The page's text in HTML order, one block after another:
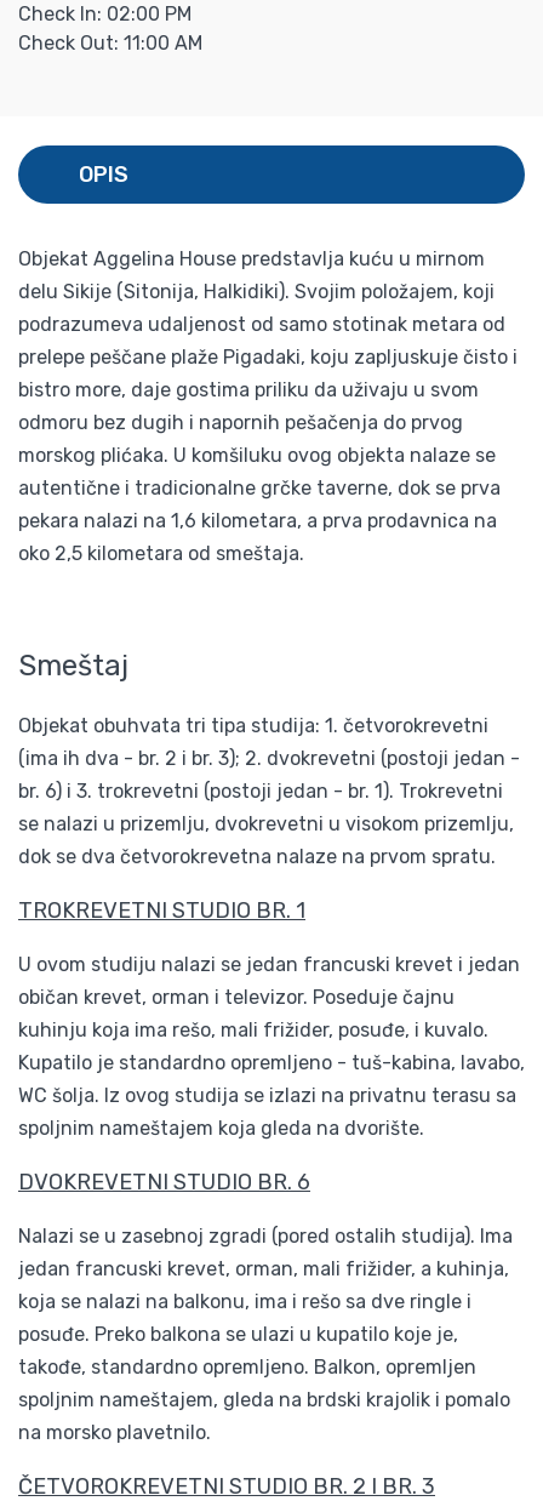
Check In: 02:00 PM
Check Out: 11:00 AM
OPIS
Objekat Aggelina House predstavlja kuću u mirnom
delu Sikije (Sitonija, Halkidiki). Svojim položajem, koji
podrazumeva udaljenost od samo stotinak metara od
prelepe peščane plaže Pigadaki, koju zapljuskuje čisto i
bistro more, daje gostima priliku da uživaju u svom
odmoru bez dugih i napornih pešačenja do prvog
morskog plićaka. U komšiluku ovog objekta nalaze se
autentične i tradicionalne grčke taverne, dok se prva
pekara nalazi na 1,6 kilometara, a prva prodavnica na
oko 2,5 kilometara od smeštaja.
Smeštaj
Objekat obuhvata tri tipa studija: 1. četvorokrevetni
(ima ih dva - br. 2 i br. 3); 2. dvokrevetni (postoji jedan -
br. 6) i 3. trokrevetni (postoji jedan - br. 1). Trokrevetni
se nalazi u prizemlju, dvokrevetni u visokom prizemlju,
dok se dva četvorokrevetna nalaze na prvom spratu.
TROKREVETNI STUDIO BR. 1
U ovom studiju nalazi se jedan francuski krevet i jedan
običan krevet, orman i televizor. Poseduje čajnu
kuhinju koja ima rešo, mali frižider, posuđe, i kuvalo.
Kupatilo je standardno opremljeno - tuš-kabina, lavabo,
WC šolja. Iz ovog studija se izlazi na privatnu terasu sa
spoljnim nameštajem koja gleda na dvorište.
DVOKREVETNI STUDIO BR. 6
Nalazi se u zasebnoj zgradi (pored ostalih studija). Ima
jedan francuski krevet, orman, mali frižider, a kuhinja,
koja se nalazi na balkonu, ima i rešo sa dve ringle i
posuđe. Preko balkona se ulazi u kupatilo koje je,
takođe, standardno opremljeno. Balkon, opremljen
spoljnim nameštajem, gleda na brdski krajolik i pomalo
na morsko plavetnilo.
ČETVOROKREVETNI STUDIO BR. 2 I BR. 3